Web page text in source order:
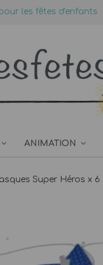
les fêtes d'enfants
ANIMATION
Super Héros x 6